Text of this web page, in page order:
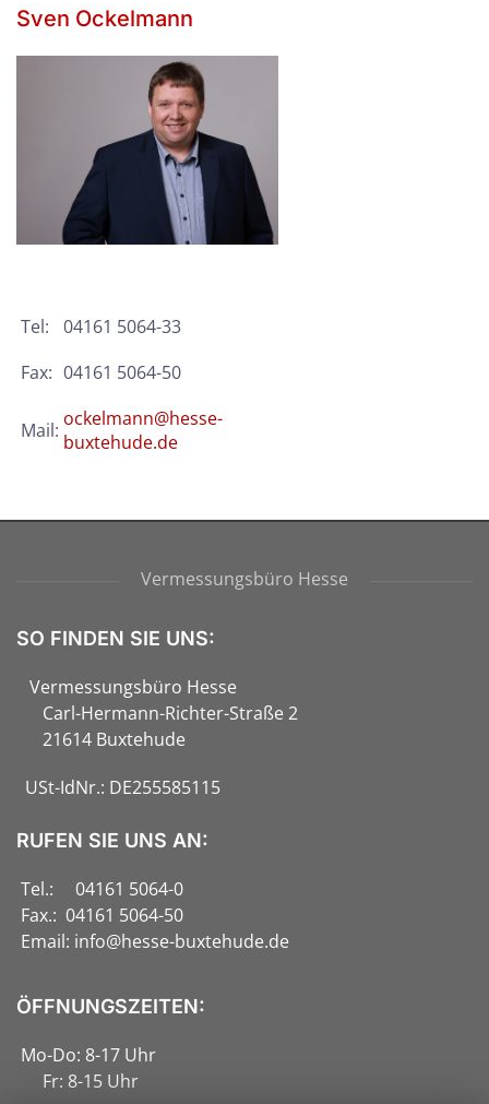
Sven Ockelmann
Tel:
04161 5064-33
Fax: 04161 5064-50
Mail: ockelmann@hesse-
buxtehude.de
Vermessungsbüro Hesse
SO FINDEN SIE UNS:
Vermessungsbüro Hesse
Carl-Hermann-Richter-Straße 2
21614 Buxtehude
USt-IdNr.: DE255585115
RUFEN SIE UNS AN:
Tel.: 04161 5064-0
Fax.: 04161 5064-50
Email: info@hesse-buxtehude.de
ÖFFNUNGSZEITEN:
Mo-Do: 8-17 Uhr
Fr: 8-15 Uhr